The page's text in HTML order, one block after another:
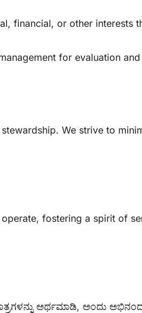
financial, or other interests
for evaluation
We strive to
fostering a spirit of
ಅರ್ಥಮಾಡಿ, ಅಂದು